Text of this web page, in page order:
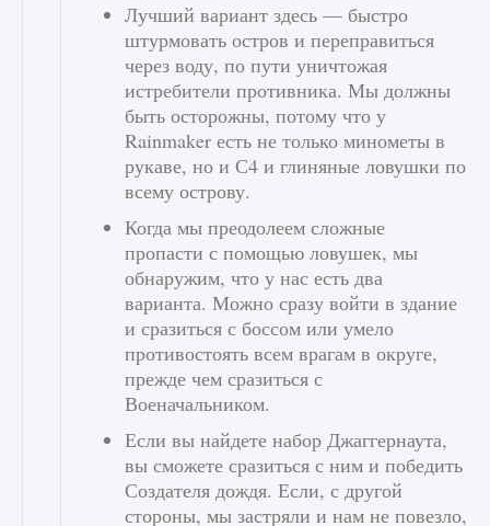
Лучший вариант здесь — быстро
штурмовать остров и переправиться
через воду, по пути уничтожая
истребители противника. Мы должны
быть осторожны, потому что у
Rainmaker есть не только минометы в
рукаве, но и С4 и глиняные ловушки по
всему острову.
Когда мы преодолеем сложные
пропасти с помощью ловушек, мы
обнаружим, что у нас есть два
варианта. Можно сразу войти в здание
и сразиться с боссом или умело
противостоять всем врагам в округе,
прежде чем сразиться с
Военачальником.
Если вы найдете набор Джаггернаута,
вы сможете сразиться с ним и победить
Создателя дождя. Если, с другой
стороны, мы застряли и нам не повезло,